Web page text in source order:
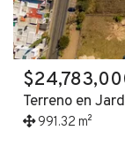
Terreno en
991.32 m²